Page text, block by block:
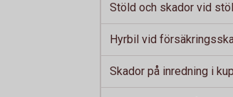
Stöld och skador vid
Hyrbil vid
Skador på inredning i